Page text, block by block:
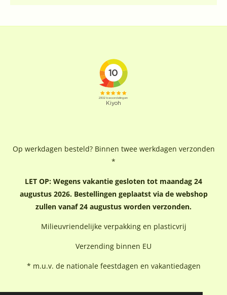
Op werkdagen besteld? Binnen twee werkdagen verzonden
*
LET OP: Wegens vakantie gesloten tot maandag 24
augustus 2026. Bestellingen geplaatst via de webshop
zullen vanaf 24 augustus worden verzonden.
Milieuvriendelijke verpakking en plasticvrij
Verzending binnen EU
* m.u.v. de nationale feestdagen en vakantiedagen